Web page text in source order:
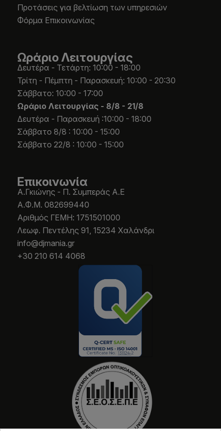
Προτάσεις για βελτίωση των υπηρεσιών
Φόρμα Επικοινωνίας
Ωράριο Λειτουργίας
Δευτέρα - Τετάρτη: 10:00 - 18:00
Τρίτη - Πέμπτη - Παρασκευή: 10:00 - 20:30
Σάββατο: 10:00 - 17:00
Ωράριο Λειτουργίας - 8/8 - 21/8
Δευτέρα - Παρασκευή :10:00 - 18:00
Σάββατο 8/8 : 10:00 - 15:00
Σάββατο 22/8 : 10:00 - 15:00
Επικοινωνία
Α.Γκιώνης - Π. Συμπεράς Α.Ε
Α.Φ.Μ. 082699440
Aριθμός ΓΕΜΗ: 1751501000
Λεωφ. Πεντέλης 91, 15234 Χαλάνδρι
info@djmania.gr
+30 210 614 4068